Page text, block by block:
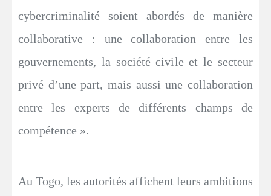
cybercriminalité soient abordés de manière
collaborative : une collaboration entre les
gouvernements, la société civile et le secteur
privé d’une part, mais aussi une collaboration
entre les experts de différents champs de
compétence ».
Au Togo, les autorités affichent leurs ambitions